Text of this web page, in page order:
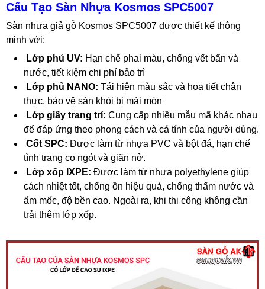
Cấu Tạo Sàn Nhựa Kosmos SPC5007
Sàn nhựa giả gỗ Kosmos SPC5007 được thiết kế thông
minh với:
Lớp phủ UV: Hạn chế phai màu, chống vết bẩn và
nước, tiết kiệm chi phí bảo trì
Lớp phủ NANO: Tái hiện màu sắc và hoạ tiết chân
thực, bảo vệ sàn khỏi bị mài mòn
Lớp giấy trang trí: Cung cấp nhiều mẫu mã khác nhau
để đáp ứng theo phong cách và cá tính của người dùng.
Cốt SPC: Được làm từ nhựa PVC và bột đá, hạn chế
tình trạng co ngót và giãn nở.
Lớp xốp IXPE: Được làm từ nhựa polyethylene giúp
cách nhiệt tốt, chống ồn hiệu quả, chống thấm nước và
ẩm mốc, độ bền cao. Ngoài ra, khi thi công không cần
trải thêm lớp xốp.